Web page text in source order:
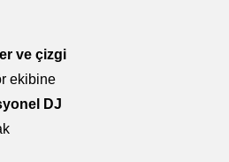
ve çizgi
ekibine
DJ